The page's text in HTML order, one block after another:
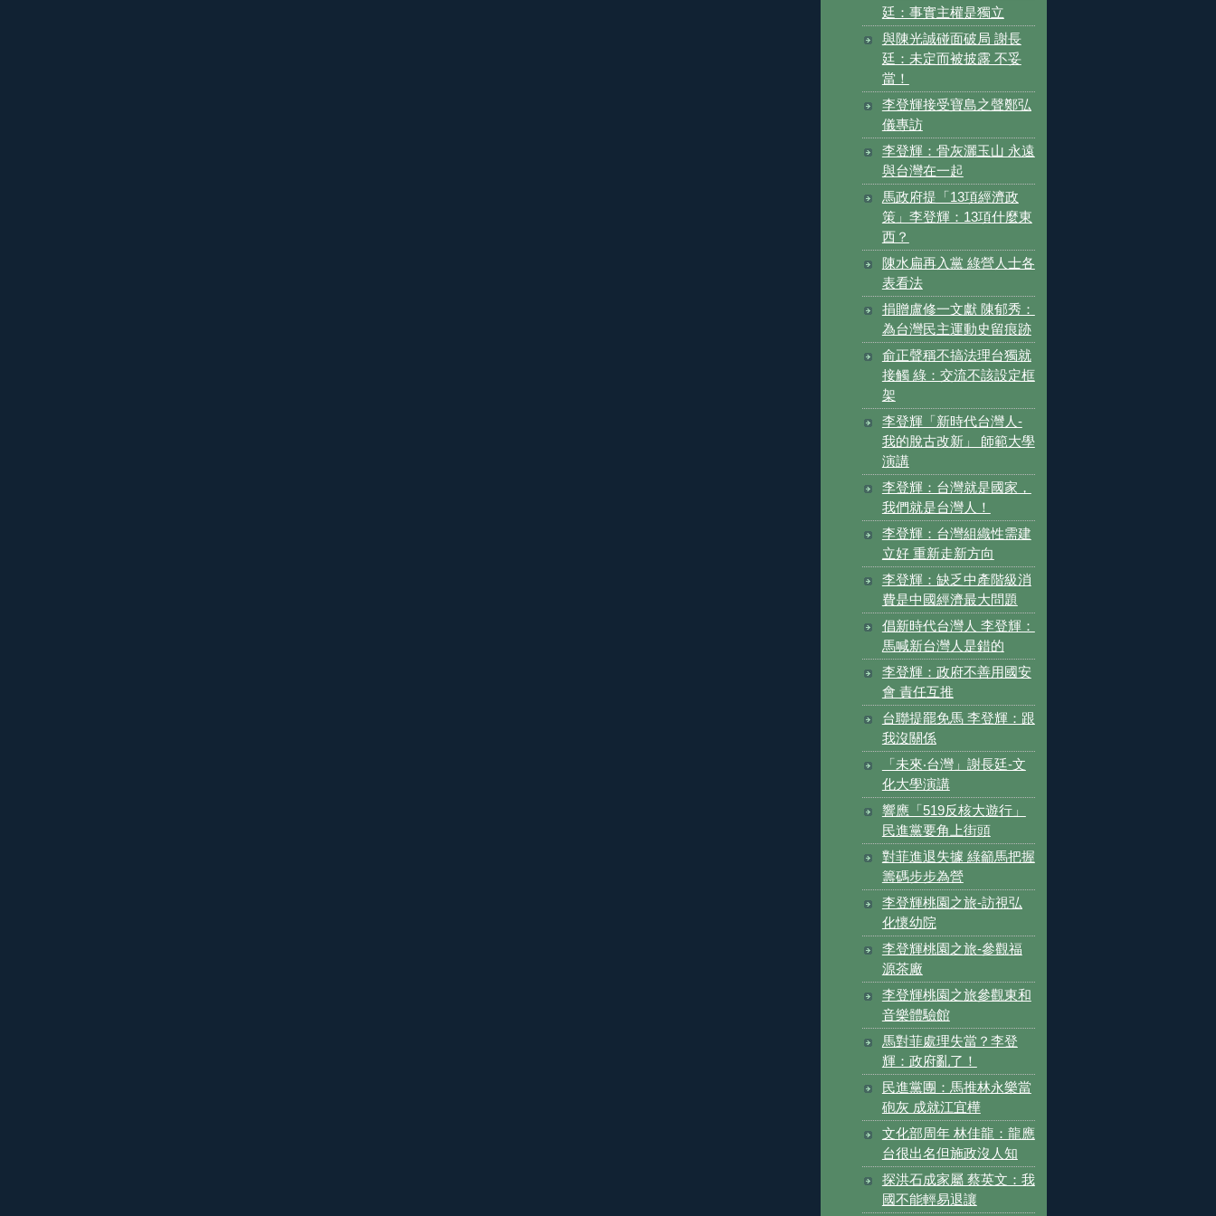
廷：事實主權是獨立
與陳光誠碰面破局 謝長
廷：未定而被披露 不妥
當！
李登輝接受寶島之聲鄭弘
儀專訪
李登輝：骨灰灑玉山 永遠
與台灣在一起
馬政府提「13項經濟政
策」李登輝：13項什麼東
西？
陳水扁再入黨 綠營人士各
表看法
捐贈盧修一文獻 陳郁秀：
為台灣民主運動史留痕跡
俞正聲稱不搞法理台獨就
接觸 綠：交流不該設定框
架
李登輝「新時代台灣人-
我的脫古改新」 師範大學
演講
李登輝：台灣就是國家，
我們就是台灣人！
李登輝：台灣組織性需建
立好 重新走新方向
李登輝：缺乏中產階級消
費是中國經濟最大問題
倡新時代台灣人 李登輝：
馬喊新台灣人是錯的
李登輝：政府不善用國安
會 責任互推
台聯提罷免馬 李登輝：跟
我沒關係
「未來‧台灣」謝長廷-文
化大學演講
響應「519反核大遊行」
民進黨要角上街頭
對菲進退失據 綠籲馬把握
籌碼步步為營
李登輝桃園之旅-訪視弘
化懷幼院
李登輝桃園之旅-參觀福
源茶廠
李登輝桃園之旅參觀東和
音樂體驗館
馬對菲處理失當？李登
輝：政府亂了！
民進黨團：馬推林永樂當
砲灰 成就江宜樺
文化部周年 林佳龍：龍應
台很出名但施政沒人知
探洪石成家屬 蔡英文：我
國不能輕易退讓